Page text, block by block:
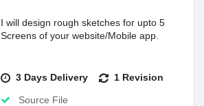
I will design rough sketches for upto 5
Screens of your website/Mobile app.
3 Days Delivery 1 Revision
Source File